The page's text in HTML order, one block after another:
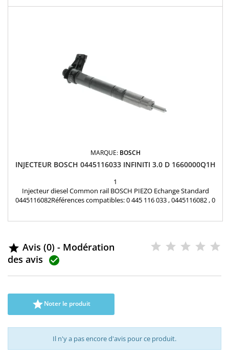
Dés réception de votre colis, Vos injecteurs...
MARQUE: BOSCH
INJECTEUR BOSCH 0445116033 INFINITI 3.0 D 1660000Q1H
1
Injecteur diesel Common rail BOSCH PIEZO Echange Standard
0445116082Références compatibles: 0 445 116 033 , 0445116082 , 0
 Avis (0) - Modération
des avis 
Noter le produit
Il n'y a pas encore d'avis pour ce produit.